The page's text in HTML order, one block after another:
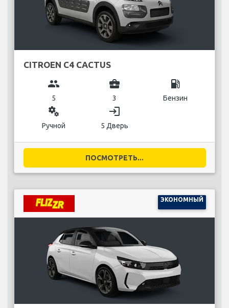
CITROEN C4 CACTUS
group
5
business_center
3
local_gas_station
Бензин
miscellaneous_services
Ручной
login
5 Дверь
ПОСМОТРЕТЬ...
ЭКОНОМНЫЙ